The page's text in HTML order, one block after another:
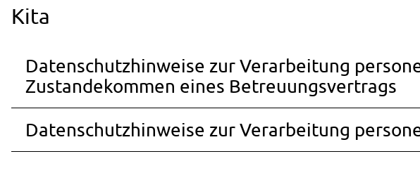
Kita
Datenschutzhinweise zur Verarbeitung
Zustandekommen eines Betreuungsvertrags
Datenschutzhinweise zur Verarbeitung